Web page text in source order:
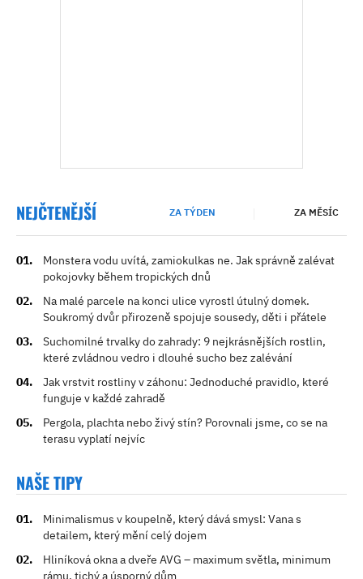
NEJČTENĚJŠÍ ZA TÝDEN ZA MĚSÍC
Monstera vodu uvítá, zamiokulkas ne. Jak správně zalévat
pokojovky během tropických dnů
Na malé parcele na konci ulice vyrostl útulný domek.
Soukromý dvůr přirozeně spojuje sousedy, děti i přátele
Suchomilné trvalky do zahrady: 9 nejkrásnějších rostlin,
které zvládnou vedro i dlouhé sucho bez zalévání
Jak vrstvit rostliny v záhonu: Jednoduché pravidlo, které
funguje v každé zahradě
Pergola, plachta nebo živý stín? Porovnali jsme, co se na
terasu vyplatí nejvíc
NAŠE TIPY
Minimalismus v koupelně, který dává smysl: Vana s
detailem, který mění celý dojem
Hliníková okna a dveře AVG – maximum světla, minimum
rámu, tichý a úsporný dům